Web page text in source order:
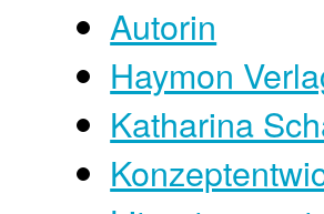
Autorin
Haymon
Katharina